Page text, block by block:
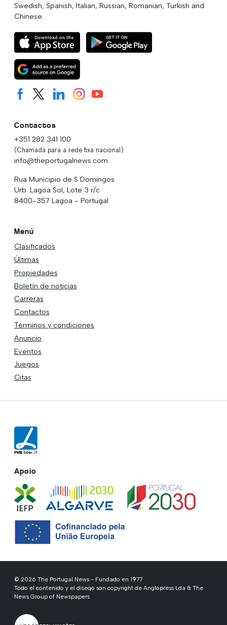
Swedish, Spanish, Italian, Russian, Romanian, Turkish and
Chinese.
Contactos
+351 282 341 100
(Chamada para a rede fixa nacional)
info@theportugalnews.com
Rua Municipio de S Domingos
Urb. Lagoa Sol, Lote 3 r/c
8400-357 Lagoa - Portugal
Menú
Clasificados
Últimas
Propiedades
Boletín de noticias
Carreras
Contactos
Términos y condiciones
Anuncio
Eventos
Juegos
Citas
Apoio
© 2026 The Portugal News - Fundado en 1977
Todo el contenido y el diseqo son copyright de Anglopress Lda & The
News Group of Newspapers